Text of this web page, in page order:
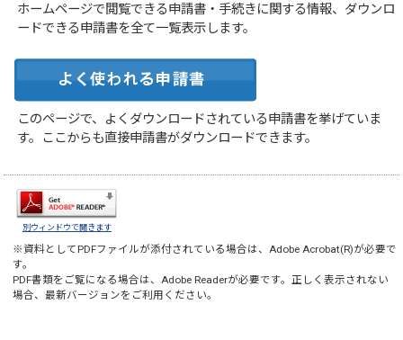
ホームページで閲覧できる申請書・手続きに関する情報、ダウンロ
ードできる申請書を全て一覧表示します。
このページで、よくダウンロードされている申請書を挙げていま
す。ここからも直接申請書がダウンロードできます。
別ウィンドウで開きます
※資料としてPDFファイルが添付されている場合は、Adobe Acrobat(R)が必要で
す。
PDF書類をご覧になる場合は、Adobe Readerが必要です。正しく表示されない
場合、最新バージョンをご利用ください。